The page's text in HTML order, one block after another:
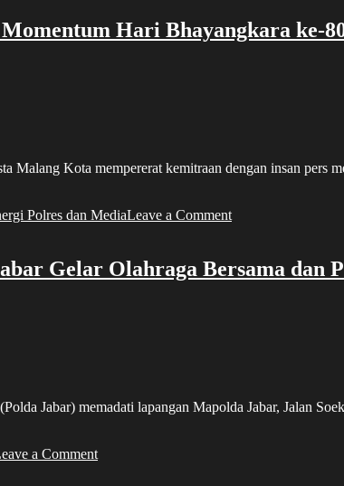
Hari Bhayangkara ke-
Kota mempererat kemitraan dengan insan pers
Polres dan MediaLeave a Commenton
Kota
Perkuat
Bhayangkara
Gelar Olahraga Bersama dan
Jabar) memadati lapangan Mapolda Jabar, Jalan
a Commenton